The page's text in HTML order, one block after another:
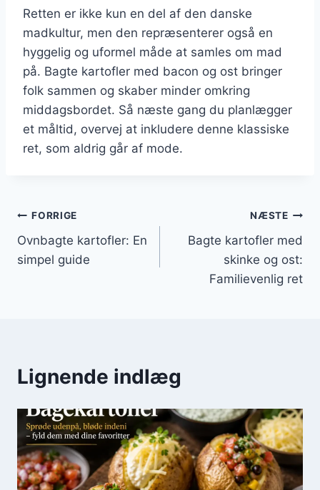
Retten er ikke kun en del af den danske
madkultur, men den repræsenterer også en
hyggelig og uformel måde at samles om mad
på. Bagte kartofler med bacon og ost bringer
folk sammen og skaber minder omkring
middagsbordet. Så næste gang du planlægger
et måltid, overvej at inkludere denne klassiske
ret, som aldrig går af mode.
Indlægsnavigation
FORRIGE
Ovnbagte kartofler: En
simpel guide
NÆSTE
Bagte kartofler med
skinke og ost:
Familievenlig ret
Lignende indlæg